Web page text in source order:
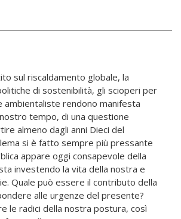
sul riscaldamento globale, la
di sostenibilità, gli scioperi per
ambientaliste rendono manifesta
tempo, di una questione
almeno dagli anni Dieci del
si è fatto sempre più pressante
appare oggi consapevole della
investendo la vita della nostra e
Quale può essere il contributo della
alle urgenze del presente?
le radici della nostra postura, così